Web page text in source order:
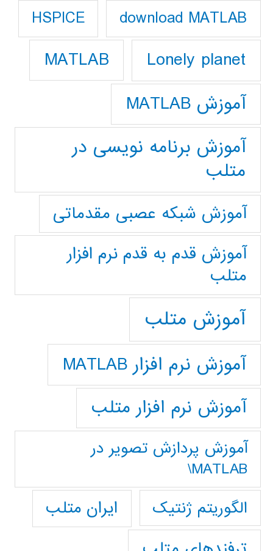
download MATLAB
HSPICE
Lonely planet
MATLAB
آموزش MATLAB
آموزش برنامه نویسی در
متلب
آموزش شبکه عصبی مقدماتی
آموزش قدم به قدم نرم افزار
متلب
آموزش متلب
آموزش نرم افزار MATLAB
آموزش نرم افزار متلب
آموزش پردازش تصوير در
MATLAB\
الگوریتم ژنتیک
ایران متلب